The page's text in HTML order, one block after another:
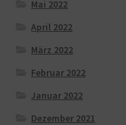
Mai 2022
April 2022
März 2022
Februar 2022
Januar 2022
Dezember 2021